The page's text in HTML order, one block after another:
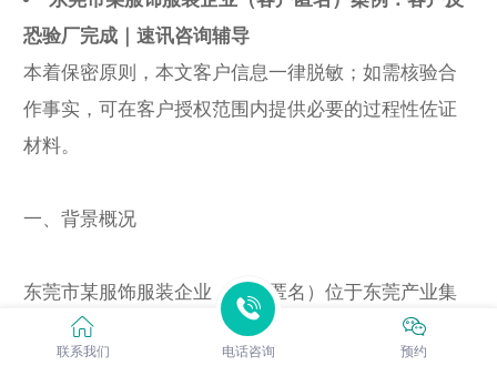
恐验厂完成｜速讯咨询辅导
本着保密原则，本文客户信息一律脱敏；如需核验合
作事实，可在客户授权范围内提供必要的过程性佐证
材料。
一、背景概况
东莞市某服饰服装企业（客户匿名）位于东莞产业集
聚片区，员工规模约12人，属于服饰服装企业。主营
联系我们 电话咨询 预约